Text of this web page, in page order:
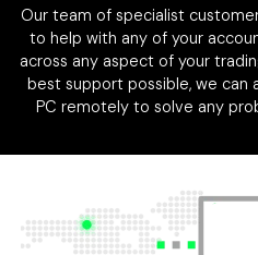
Our team of specialist
to help with any of your
across any aspect of your
best support possible, we can
PC remotely to solve any